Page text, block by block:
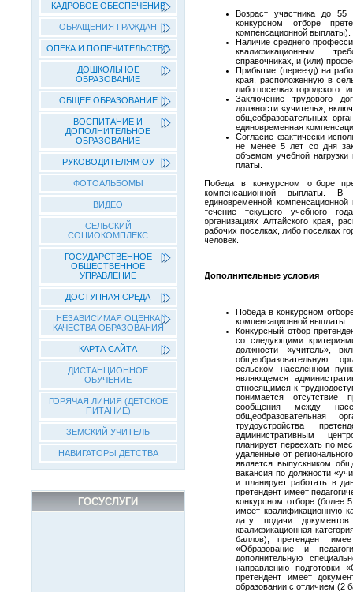
КАДРОВОЕ ОБЕСПЕЧЕНИЕ
ОБРАЩЕНИЯ ГРАЖДАН
ОПЕКА И ПОПЕЧИТЕЛЬСТВО
ДОШКОЛЬНОЕ
ОБРАЗОВАНИЕ
ОБЩЕЕ ОБРАЗОВАНИЕ
ВОСПИТАНИЕ И
ДОПОЛНИТЕЛЬНОЕ
ОБРАЗОВАНИЕ
РУКОВОДИТЕЛЯМ ОУ
ФОТОАЛЬБОМЫ
ВИДЕО
СЕЛЬСКИЙ
СОЦИОКОМПЛЕКС
ГОСУДАРСТВЕННОЕ
ОБЩЕСТВЕННОЕ
УПРАВЛЕНИЕ
ДОСТУПНАЯ СРЕДА
НЕЗАВИСИМАЯ ОЦЕНКА
КАЧЕСТВА ОБРАЗОВАНИЯ
КАРТА САЙТА
ДИСТАНЦИОННОЕ
ОБУЧЕНИЕ
ГОРЯЧАЯ ЛИНИЯ (ДЕТСКОЕ
ПИТАНИЕ)
ЗЕМСКИЙ УЧИТЕЛЬ
НАВИГАТОРЫ ДЕТСТВА
ГОСУСЛУГИ
Возраст участника до
конкурсном отборе
компенсационной выплаты).
Наличие среднего
квалификационным
справочниках, и (или)
Прибытие (переезд) на
края, расположенную в
либо поселках городского
Заключение трудового
должности «учитель»,
общеобразовательных
единовременная
Согласие фактически
не менее 5 лет со дня
объемом учебной
платы.
Победа в конкурсном отборе
компенсационной выплаты. В
единовременной
течение текущего учебного
организациях Алтайского края,
рабочих поселках, либо поселках
человек.
Дополнительные условия
Победа в конкурсном
компенсационной выплаты.
Конкурсный отбор
со следующими
должности «учитель»,
общеобразовательную
сельском населенном
являющемся
относящимся к
понимается отсутствие
сообщения между
общеобразовательная
трудоустройства
административным
планирует переехать по
удаленные от
является выпускником
вакансия по должности
и планирует работать в
претендент имеет
конкурсном отборе (более
имеет квалификационную
дату подачи
квалификационная
баллов); претендент
«Образование и
дополнительную
направлению подготовки
претендент имеет
образовании с отличием (2